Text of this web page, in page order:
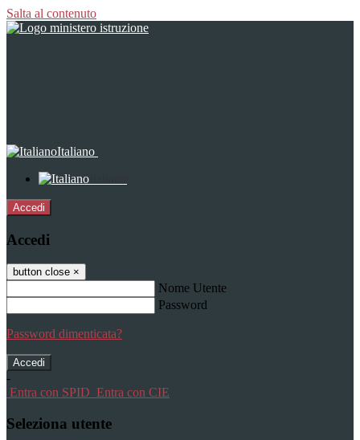
Salta al contenuto
Italiano
Accedi
Accedi
button close ×
Nome Utente
Password
Password dimenticata?
-
Entra con SPID Entra con CIE
Seleziona utente